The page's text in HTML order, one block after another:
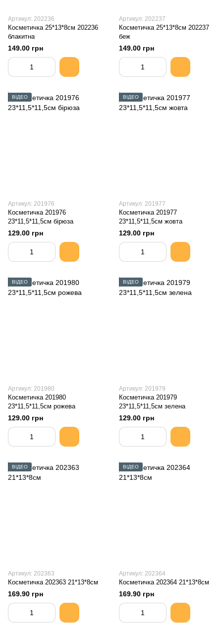
Артикул: 202236
Косметичка 25*13*8см 202236
блакитна
149.00 грн
Артикул: 202237
Косметичка 25*13*8см 202237
беж
149.00 грн
ВІДЕО
Артикул: 201976
Косметичка 201976
23*11,5*11,5см бірюза
129.00 грн
ВІДЕО
Артикул: 201977
Косметичка 201977
23*11,5*11,5см жовта
129.00 грн
ВІДЕО
Артикул: 201980
Косметичка 201980
23*11,5*11,5см рожева
129.00 грн
ВІДЕО
Артикул: 201979
Косметичка 201979
23*11,5*11,5см зелена
129.00 грн
ВІДЕО
Артикул: 202363
Косметичка 202363 21*13*8см
169.90 грн
ВІДЕО
Артикул: 202364
Косметичка 202364 21*13*8см
169.90 грн